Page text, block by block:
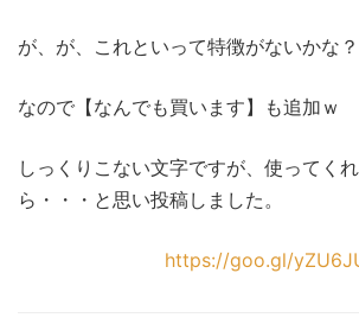
が、が、これといって特徴がないかな？
なので【なんでも買います】も追加ｗ
しっくりこない文字ですが、使ってく
ら・・・と思い投稿しました。
https://goo.gl/